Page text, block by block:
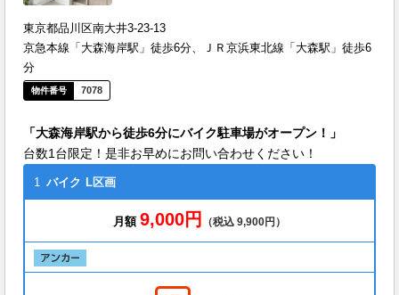
東京都品川区南大井3-23-13
京急本線「大森海岸駅」徒歩6分、ＪＲ京浜東北線「大森駅」徒歩6
分
7078
「大森海岸駅から徒歩6分にバイク駐車場がオープン！」
台数1台限定！是非お早めにお問い合わせください！
1 バイク L区画
月額 9,000円 （税込 9,900円）